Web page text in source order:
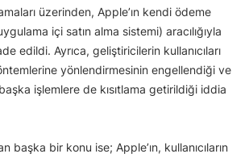
üzerinden, Apple’ın kendi ödeme
içi satın alma sistemi) aracılığıyla
edildi. Ayrıca, geliştiricilerin kullanıcıları
yönlendirmesinin engellendiği ve
işlemlere de kısıtlama getirildiği iddia
başka bir konu ise; Apple’ın, kullanıcıların